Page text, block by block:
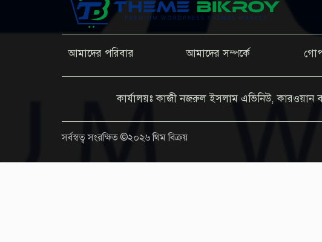
আমাদের পরিবার আমাদের সম্পর্কে
কার্যালয়ঃ কাজী নজরুল ইসলাম এভিনিউ, কারওয়ান
সর্বস্বত্ব সংরক্ষিত ©২০২৬ থিম বিক্রয়